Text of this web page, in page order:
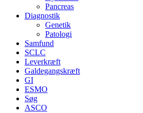
Pancreas
Diagnostik
Genetik
Patologi
Samfund
SCLC
Leverkræft
Galdegangskræft
GI
ESMO
Søg
ASCO